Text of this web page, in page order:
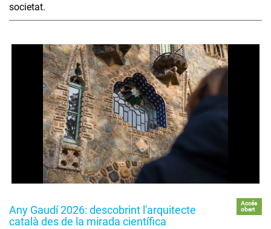
societat.
Any Gaudí 2026: descobrint l'arquitecte
català des de la mirada científica
Accés
obert